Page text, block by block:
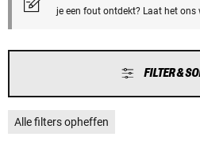
je een fout ontdekt? Laat het ons
FILTER &
Alle filters opheffen